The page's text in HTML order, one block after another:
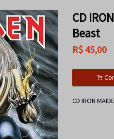
CD
Beast
R$ 45,00
.
CD IRON